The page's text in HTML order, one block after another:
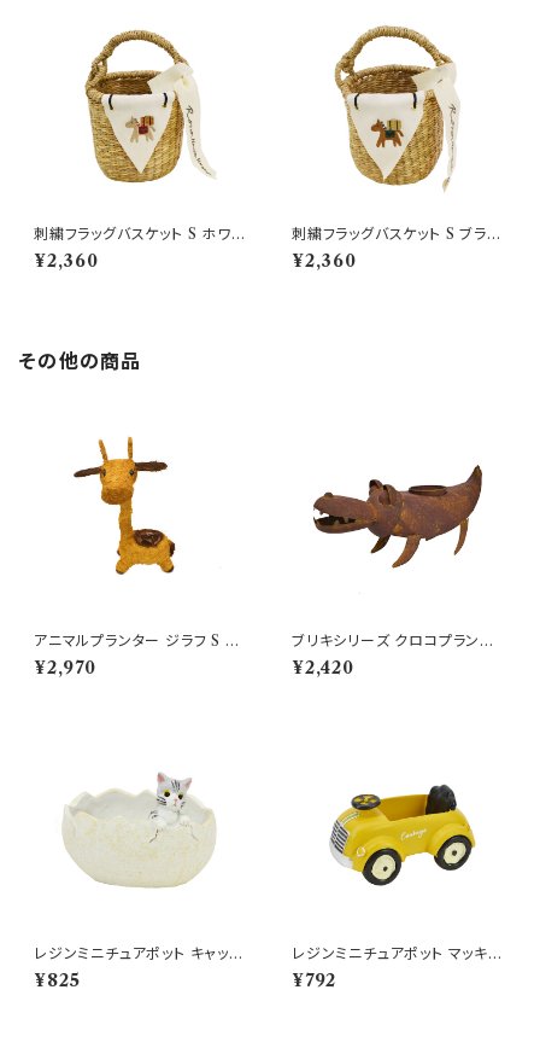
刺繍フラッグバスケット S ホワイ
トホース×赤 かごバッグ
¥2,360
刺繍フラッグバスケット S ブラウ
ンホース×緑 かごバッグ
¥2,360
その他の商品
アニマルプランター ジラフ S か
わいいキリン型鉢 動物
¥2,970
ブリキシリーズ クロコプランタ
ー 爬虫類 置物 わに ワニ
¥2,420
レジンミニチュアポット キャット
エッグポット 猫 卵 ミニ鉢
¥825
レジンミニチュアポット マッキナ
オープンカー YE 車
¥792